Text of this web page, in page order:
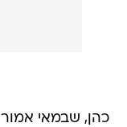
כהן, שבמאי